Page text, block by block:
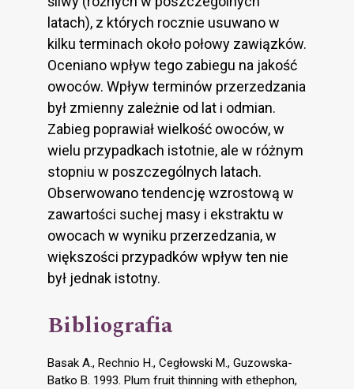
latach), z których rocznie usuwano w
kilku terminach około połowy zawiązków.
Oceniano wpływ tego zabiegu na jakość
owoców. Wpływ terminów przerzedzania
był zmienny zależnie od lat i odmian.
Zabieg poprawiał wielkość owoców, w
wielu przypadkach istotnie, ale w różnym
stopniu w poszczególnych latach.
Obserwowano tendencję wzrostową w
zawartości suchej masy i ekstraktu w
owocach w wyniku przerzedzania, w
większości przypadków wpływ ten nie
był jednak istotny.
Bibliografia
Basak A., Rechnio H., Cegłowski M., Guzowska-
Batko B. 1993. Plum fruit thinning with ethephon,